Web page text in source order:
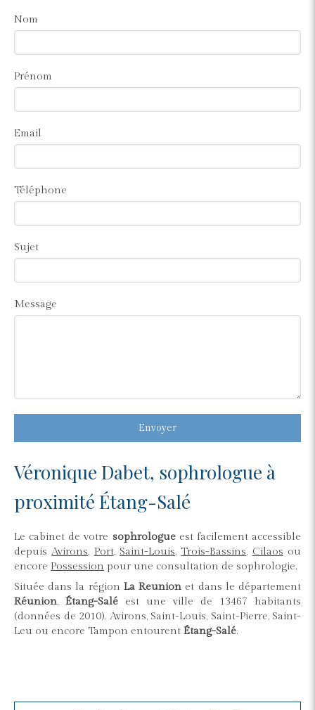
Nom
Prénom
Email
Téléphone
Sujet
Message
Envoyer
Véronique Dabet, sophrologue à
proximité Étang-Salé
Le cabinet de votre sophrologueest facilement accessible
depuisAvirons, Port,Saint-Louis,Trois-Bassins, Cilaos ou
encore Possession pour une consultation de sophrologie.
Située dans la région La Reunion et dans le département
Réunion, Étang-Salé est une ville de 13467 habitants
(données de 2010). Avirons, Saint-Louis, Saint-Pierre, Saint-
Leu ou encore Tampon entourent Étang-Salé.